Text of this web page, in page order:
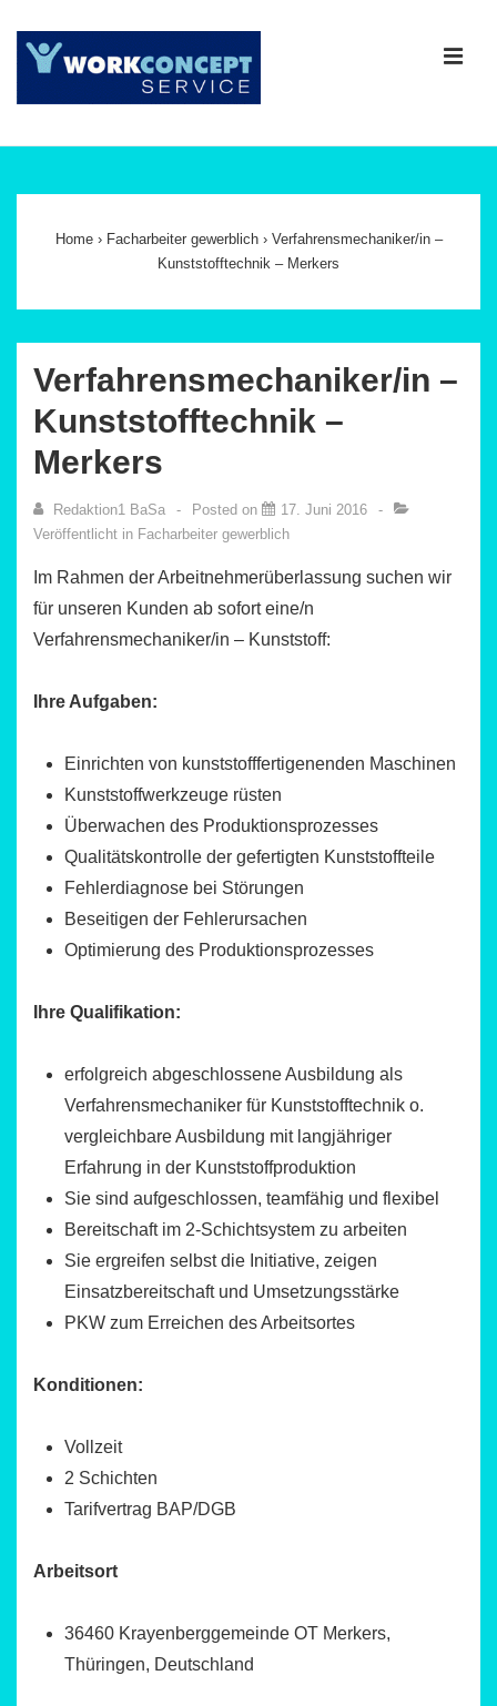
Zum
Inhalt
Navigation
Home › Facharbeiter gewerblich › Verfahrensmechaniker/in –
Kunststofftechnik – Merkers
Verfahrensmechaniker/in –
Kunststofftechnik –
Merkers
Redaktion1 BaSa Posted on
17. Juni 2016
Veröffentlicht in Facharbeiter gewerblich
Im Rahmen der Arbeitnehmerüberlassung suchen wir
für unseren Kunden ab sofort eine/n
Verfahrensmechaniker/in – Kunststoff:
Ihre Aufgaben:
Einrichten von kunststofffertigenenden Maschinen
Kunststoffwerkzeuge rüsten
Überwachen des Produktionsprozesses
Qualitätskontrolle der gefertigten Kunststoffteile
Fehlerdiagnose bei Störungen
Beseitigen der Fehlerursachen
Optimierung des Produktionsprozesses
Ihre Qualifikation:
erfolgreich abgeschlossene Ausbildung als
Verfahrensmechaniker für Kunststofftechnik o.
vergleichbare Ausbildung mit langjähriger
Erfahrung in der Kunststoffproduktion
Sie sind aufgeschlossen, teamfähig und flexibel
Bereitschaft im 2-Schichtsystem zu arbeiten
Sie ergreifen selbst die Initiative, zeigen
Einsatzbereitschaft und Umsetzungsstärke
PKW zum Erreichen des Arbeitsortes
Konditionen:
Vollzeit
2 Schichten
Tarifvertrag BAP/DGB
Arbeitsort
36460 Krayenberggemeinde OT Merkers,
Thüringen, Deutschland